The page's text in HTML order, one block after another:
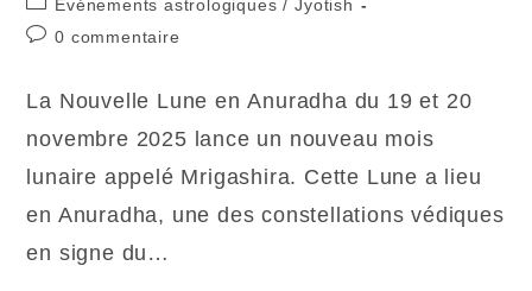
publication :
category:
Evénements astrologiques / Jyotish
Commentaires
publication :
0 commentaire
La Nouvelle Lune en Anuradha du 19 et 20
novembre 2025 lance un nouveau mois
lunaire appelé Mrigashira. Cette Lune a lieu
en Anuradha, une des constellations védiques
en signe du…